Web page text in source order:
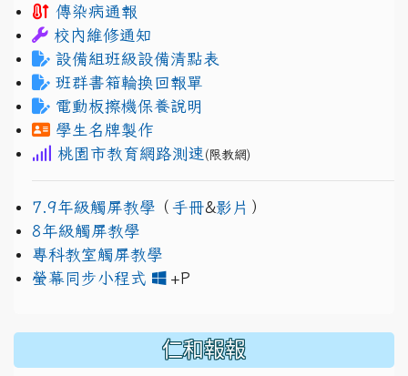
傳染病通報
校內維修通知
設備組班級設備清點表
班群書箱輪換回報單
電動板擦機保養說明
學生名牌製作
桃園市教育網路測速 (限教網)
7.9年級觸屏教學 （ 手冊&影片 ）
8年級觸屏教學
專科教室觸屏教學
螢幕同步小程式
+P
仁和報報